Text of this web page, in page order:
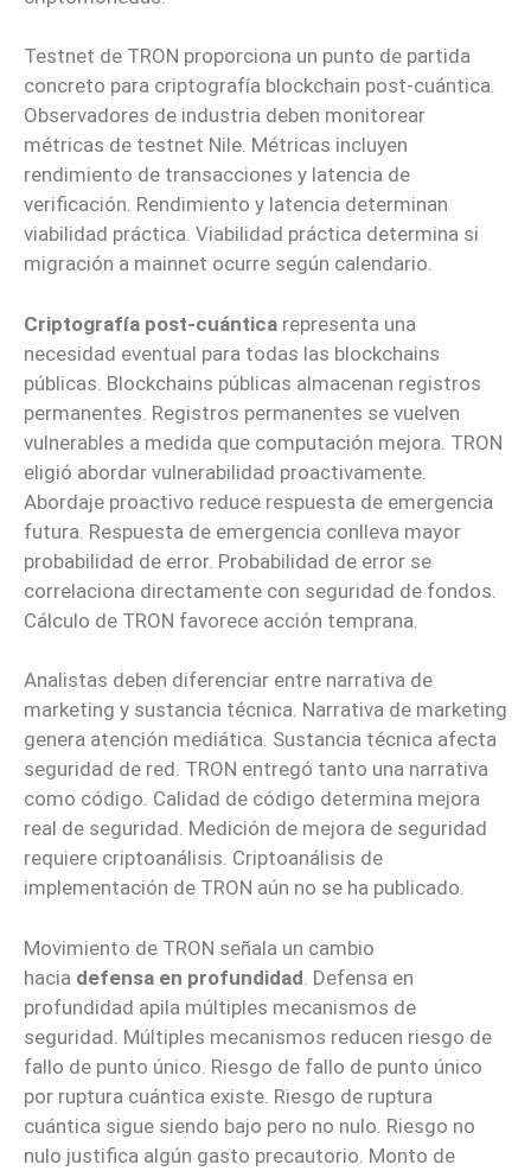
Testnet de TRON proporciona un punto de partida
concreto para criptografía blockchain post-cuántica.
Observadores de industria deben monitorear
métricas de testnet Nile. Métricas incluyen
rendimiento de transacciones y latencia de
verificación. Rendimiento y latencia determinan
viabilidad práctica. Viabilidad práctica determina si
migración a mainnet ocurre según calendario.
Criptografía post-cuántica representa una
necesidad eventual para todas las blockchains
públicas. Blockchains públicas almacenan registros
permanentes. Registros permanentes se vuelven
vulnerables a medida que computación mejora. TRON
eligió abordar vulnerabilidad proactivamente.
Abordaje proactivo reduce respuesta de emergencia
futura. Respuesta de emergencia conlleva mayor
probabilidad de error. Probabilidad de error se
correlaciona directamente con seguridad de fondos.
Cálculo de TRON favorece acción temprana.
Analistas deben diferenciar entre narrativa de
marketing y sustancia técnica. Narrativa de marketing
genera atención mediática. Sustancia técnica afecta
seguridad de red. TRON entregó tanto una narrativa
como código. Calidad de código determina mejora
real de seguridad. Medición de mejora de seguridad
requiere criptoanálisis. Criptoanálisis de
implementación de TRON aún no se ha publicado.
Movimiento de TRON señala un cambio
hacia defensa en profundidad . Defensa en
profundidad apila múltiples mecanismos de
seguridad. Múltiples mecanismos reducen riesgo de
fallo de punto único. Riesgo de fallo de punto único
por ruptura cuántica existe. Riesgo de ruptura
cuántica sigue siendo bajo pero no nulo. Riesgo no
nulo justifica algún gasto precautorio. Monto de